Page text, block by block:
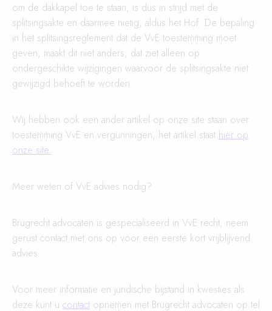
om de dakkapel toe te staan, is dus in strijd met de
splitsingsakte en daarmee nietig, aldus het Hof. De bepaling
in het splitsingsreglement dat de VvE toestemming moet
geven, maakt dit niet anders, dat ziet alleen op
ondergeschikte wijzigingen waarvoor de splitsingsakte niet
gewijzigd behoeft te worden.
Wij hebben ook een ander artikel op onze site staan over
toestemming VvE en vergunningen, het artikel staat hier op
onze site.
Meer weten of VvE advies nodig?
Brugrecht advocaten is gespecialiseerd in VvE recht, neem
gerust contact met ons op voor een eerste kort vrijblijvend
advies.
Voor meer informatie en juridische bijstand in kwesties als
deze kunt u contact opnemen met Brugrecht advocaten op tel: